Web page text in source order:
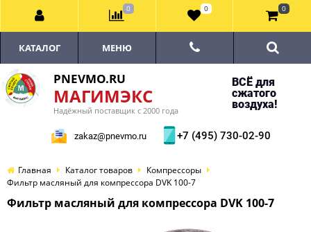
PNEVMO.RU
МАГИМЭКС
Надёжный поставщик с 2000 года
ВСЁ для
сжатого
воздуха!
zakaz@pnevmo.ru +7 (495) 730-02-90
КАТАЛОГ МЕНЮ
Главная Каталог товаров
Компрессоры
Фильтр масляный для компрессора DVK 100-7
Фильтр масляный для компрессора DVK 100-7
0 0 0